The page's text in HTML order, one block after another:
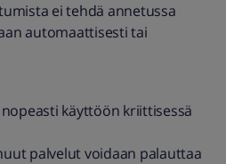
ei tehdä annetussa
automaattisesti tai
käyttöön kriittisessä
palvelut voidaan palauttaa